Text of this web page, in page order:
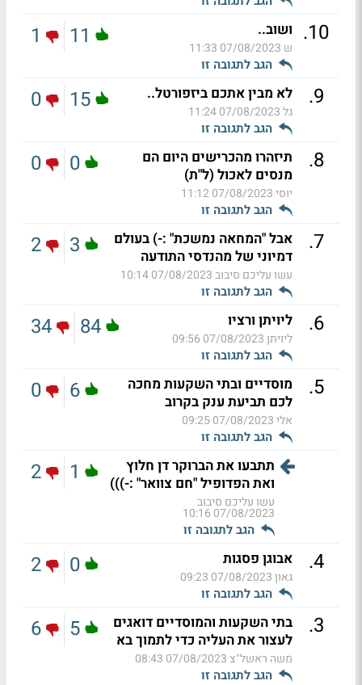
10
. ושוב..
ש 07/08/2023 11:33
הגב לתגובה זו
11
1
9
. לא מבין אתכם ביזפורטל..
גל07/08/2023 11:24
הגב לתגובה זו
15
0
8
.
תיזהרו מהכרישים היום הם
מנסים לאכול (ל"ת)
יוסי07/08/2023 11:12
הגב לתגובה זו
0
0
7
.
אבל "המחאה נמשכת" :-) בעולם
דמיוני של מהנדסי התודעה
עשו עליכם סיבוב07/08/2023 10:14
הגב לתגובה זו
3
2
6
. ליויתן ורציו
ליויתן07/08/2023 09:56
הגב לתגובה זו
84
34
5
.
מוסדיים ובתי השקעות מחכה
לכם תביעת ענק בקרוב
אלי07/08/2023 09:25
הגב לתגובה זו
6
0
תתבעו את הברוקר דן חלוץ
ואת הפדופיל "חם צוואר" :-)))
עשו עליכם סיבוב
07/08/2023 10:16
הגב לתגובה זו
1
2
4
. אבוגן פסגות
גאון07/08/2023 09:23
הגב לתגובה זו
0
2
3
.
בתי השקעות והמוסדיים דואגים
לעצור את העליה כדי לתמוך בא
משה ראשל"צ 07/08/2023 08:43
הגב לתגובה זו
5
6